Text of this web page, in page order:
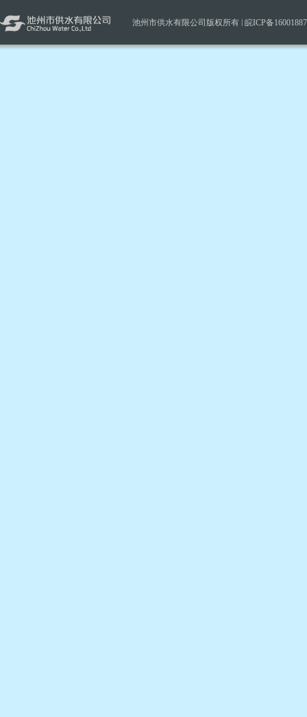
池州市供水有限公司版权所有 | 皖ICP备